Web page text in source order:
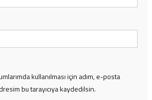
kullanılması için adım, e-posta
bu tarayıcıya kaydedilsin.